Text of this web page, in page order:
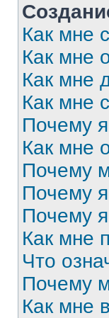
Как мне
Как мне
Как мне
Как мне
Почему
Как мне
Почему
Почему
Почему
Как мне
Что
Почему
Как мне